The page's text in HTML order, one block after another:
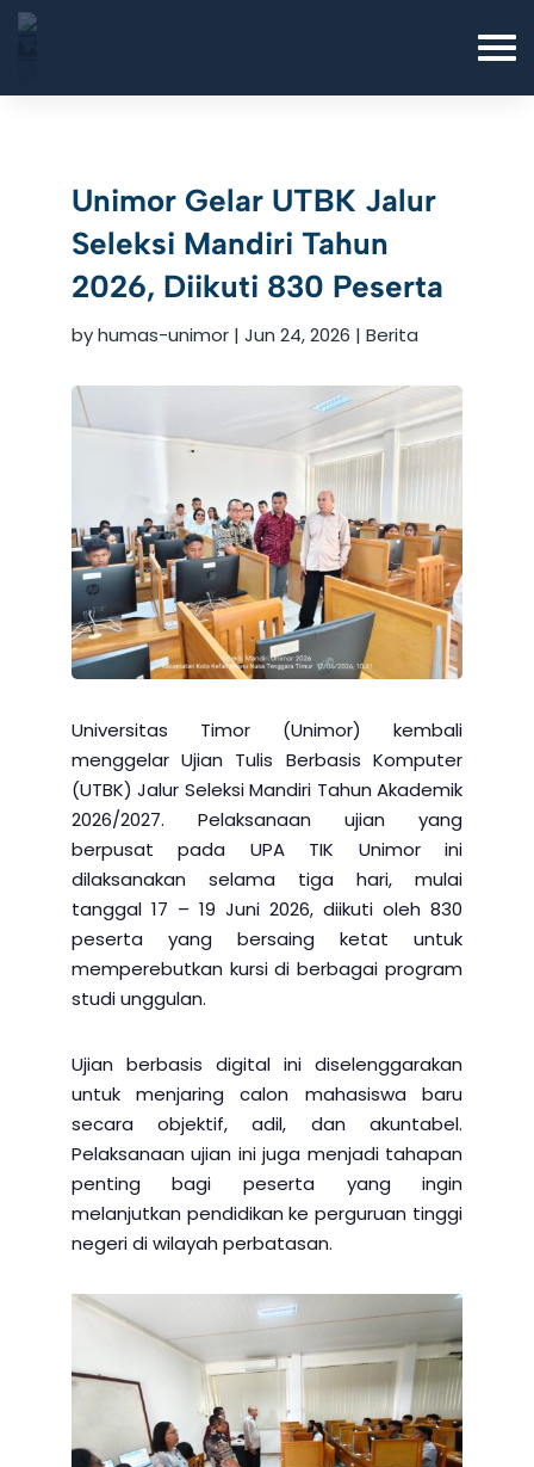
Unimor Gelar UTBK Jalur
Seleksi Mandiri Tahun
2026, Diikuti 830 Peserta
byhumas-unimor| Jun 24, 2026 | Berita
Universitas Timor (Unimor) kembali
menggelar Ujian Tulis Berbasis Komputer
(UTBK) Jalur Seleksi Mandiri Tahun Akademik
2026/2027. Pelaksanaan ujian yang
berpusat pada UPA TIK Unimor ini
dilaksanakan selama tiga hari, mulai
tanggal 17 – 19 Juni 2026, diikuti oleh 830
peserta yang bersaing ketat untuk
memperebutkan kursi di berbagai program
studi unggulan.
Ujian berbasis digital ini diselenggarakan
untuk menjaring calon mahasiswa baru
secara objektif, adil, dan akuntabel.
Pelaksanaan ujian ini juga menjadi tahapan
penting bagi peserta yang ingin
melanjutkan pendidikan ke perguruan tinggi
negeri di wilayah perbatasan.